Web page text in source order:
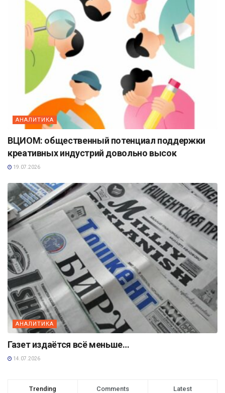
АНАЛИТИКА
ВЦИОМ: общественный потенциал поддержки
креативных индустрий довольно высок
19.07.2026
АНАЛИТИКА
Газет издаётся всё меньше…
14.07.2026
Trending Comments Latest